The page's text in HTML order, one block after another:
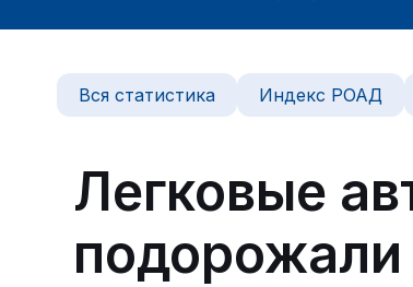
Вся статистика Индекс РОАД
Легковые
подорожали